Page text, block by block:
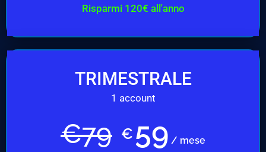
Risparmi 120€ all'anno
TRIMESTRALE
1 account
€79 € 59 / mese